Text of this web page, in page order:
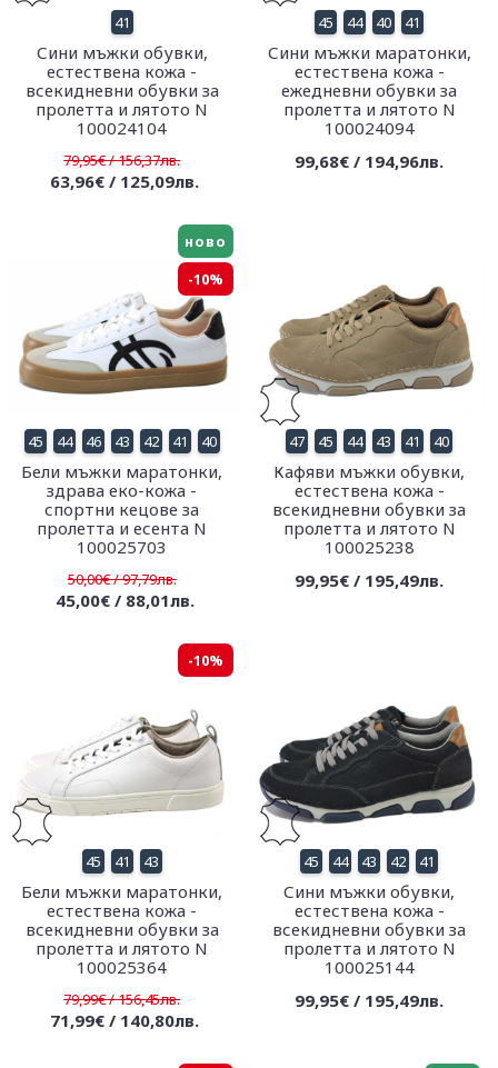
41
Сини мъжки обувки,
естествена кожа -
всекидневни обувки за
пролетта и лятото N
100024104
79,95€ / 156,37лв.
63,96€ / 125,09лв.
45 44 40 41
Сини мъжки маратонки,
естествена кожа -
ежедневни обувки за
пролетта и лятото N
100024094
99,68€ / 194,96лв.
ново
-10%
45 44 46 43 42 41 40
Бели мъжки маратонки,
здрава еко-кожа -
спортни кецове за
пролетта и есента N
100025703
50,00€ / 97,79лв.
45,00€ / 88,01лв.
47 45 44 43 41 40
Кафяви мъжки обувки,
естествена кожа -
всекидневни обувки за
пролетта и лятото N
100025238
99,95€ / 195,49лв.
-10%
45 41 43
Бели мъжки маратонки,
естествена кожа -
всекидневни обувки за
пролетта и лятото N
100025364
79,99€ / 156,45лв.
71,99€ / 140,80лв.
45 44 43 42 41
Сини мъжки обувки,
естествена кожа -
всекидневни обувки за
пролетта и лятото N
100025144
99,95€ / 195,49лв.